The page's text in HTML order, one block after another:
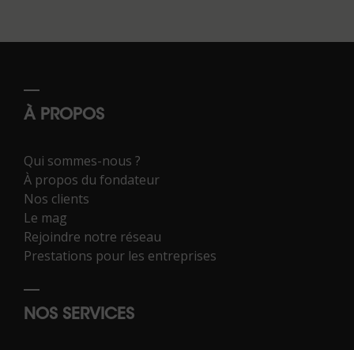
À PROPOS
Qui sommes-nous ?
À propos du fondateur
Nos clients
Le mag
Rejoindre notre réseau
Prestations pour les entreprises
NOS SERVICES